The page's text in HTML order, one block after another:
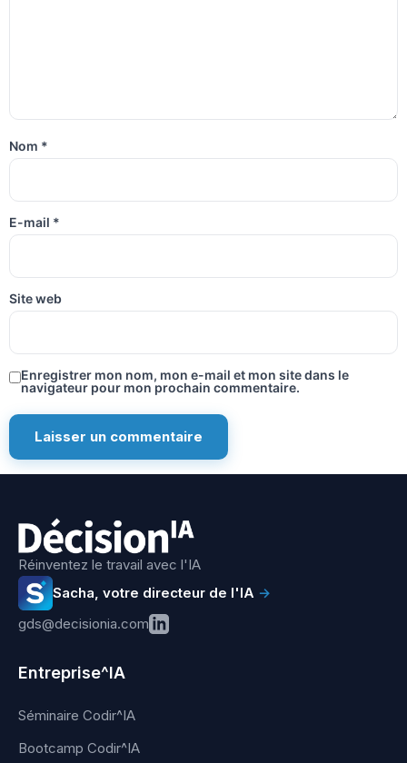
Nom *
E-mail *
Site web
Enregistrer mon nom, mon e-mail et mon site dans le
navigateur pour mon prochain commentaire.
Réinventez le travail avec l'IA
Sacha, votre directeur de l'IA →
gds@decisionia.com
Entreprise^IA
Séminaire Codir^IA
Bootcamp Codir^IA